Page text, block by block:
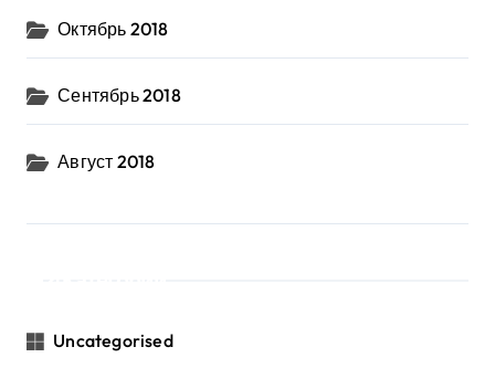
Октябрь 2018
Сентябрь 2018
Август 2018
Uncategorised